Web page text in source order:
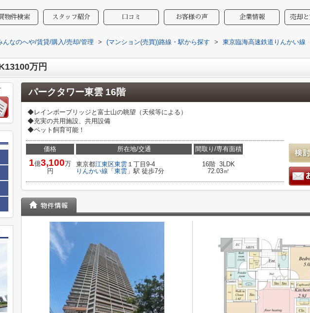
物件検索 スタッフ紹介 口コミ お客様の声 企業情報 売却
なのへや/賃貸/購入/売却/管理 > (マンション(売買))路線・駅から探す > 東京臨海高速鉄道りんかい線
万円
パークタワー東雲 16階
◆レインボーブリッジと富士山の眺望（天候等による）
◆充実の共用施設、共用設備
◆ペット飼育可能！
価格
1億3,100万
円
所在地/交通
東京都江東区東雲 １丁目9-4
りんかい線 「 東雲 」駅 徒歩7分
間取り/専有面積
16階 3LDK
72.03㎡